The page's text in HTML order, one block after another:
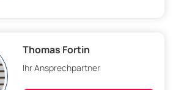
Thomas Fortin
Ihr Ansprechpartner